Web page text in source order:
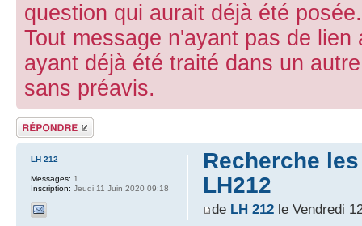
question qui aurait déjà été posée.
Tout message n'ayant pas de
ayant déjà été traité dans un
sans préavis.
Répondre
Recherche
LH212
de LH 212le Vendredi
LH 212
Messages: 1
Inscription: Jeudi 11 Juin 2020 09:18